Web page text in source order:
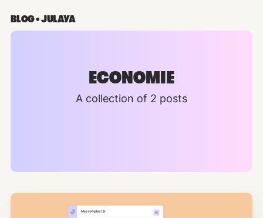
BLOG • JULAYA
ECONOMIE
A collection of 2 posts